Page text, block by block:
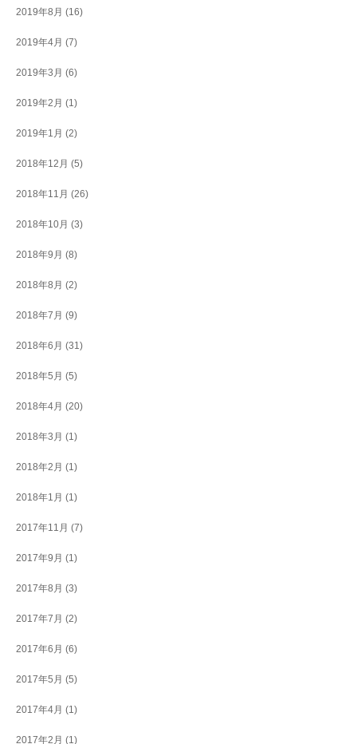
2019年8月 (16)
2019年4月 (7)
2019年3月 (6)
2019年2月 (1)
2019年1月 (2)
2018年12月 (5)
2018年11月 (26)
2018年10月 (3)
2018年9月 (8)
2018年8月 (2)
2018年7月 (9)
2018年6月 (31)
2018年5月 (5)
2018年4月 (20)
2018年3月 (1)
2018年2月 (1)
2018年1月 (1)
2017年11月 (7)
2017年9月 (1)
2017年8月 (3)
2017年7月 (2)
2017年6月 (6)
2017年5月 (5)
2017年4月 (1)
2017年2月 (1)